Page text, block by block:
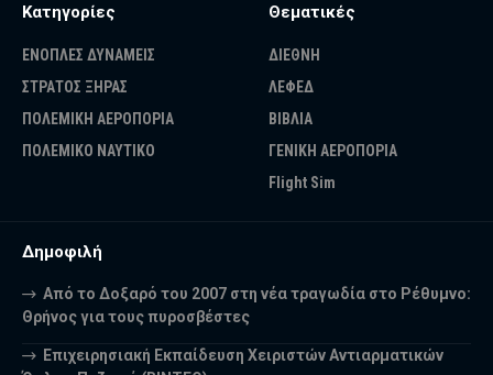
Κατηγορίες
ΕΝΟΠΛΕΣ ΔΥΝΑΜΕΙΣ
ΣΤΡΑΤΟΣ ΞΗΡΑΣ
ΠΟΛΕΜΙΚΗ ΑΕΡΟΠΟΡΙΑ
ΠΟΛΕΜΙΚΟ ΝΑΥΤΙΚΟ
Θεματικές
ΔΙΕΘΝΗ
ΛΕΦΕΔ
ΒΙΒΛΙΑ
ΓΕΝΙΚΗ ΑΕΡΟΠΟΡΙΑ
Flight Sim
Δημοφιλή
Από το Δοξαρό του 2007 στη νέα τραγωδία στο Ρέθυμνο:
Θρήνος για τους πυροσβέστες
Επιχειρησιακή Εκπαίδευση Χειριστών Αντιαρματικών